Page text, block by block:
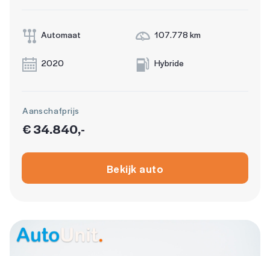
Automaat 107.778 km
2020 Hybride
Aanschafprijs
€ 34.840,-
Bekijk auto